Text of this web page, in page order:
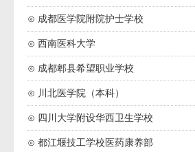
⊙ 成都医学院附院护士学校
⊙ 西南医科大学
⊙ 成都郫县希望职业学校
⊙ 川北医学院（本科）
⊙ 四川大学附设华西卫生学校
⊙ 都江堰技工学校医药康养部